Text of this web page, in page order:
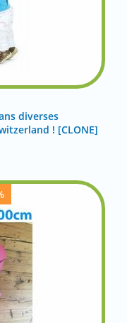
diverses
! [CLONE]